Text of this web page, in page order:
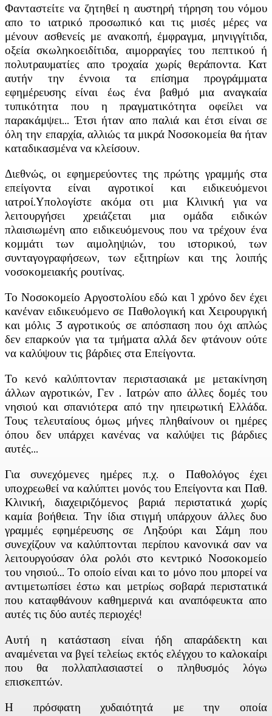
Φανταστείτε να ζητηθεί η αυστηρή τήρηση του νόμου
απο το ιατρικό προσωπικό και τις μισές μέρες να
μένουν ασθενείς με ανακοπή, έμφραγμα, μηνιγγίτιδα,
οξεία σκωληκοειδίτιδα, αιμορραγίες του πεπτικού ή
πολυτραυματίες απο τροχαία χωρίς θεράποντα. Κατ
αυτήν την έννοια τα επίσημα προγράμματα
εφημέρευσης είναι έως ένα βαθμό μια αναγκαία
τυπικότητα που η πραγματικότητα οφείλει να
παρακάμψει… Έτσι ήταν απο παλιά και έτσι είναι σε
όλη την επαρχία, αλλιώς τα μικρά Νοσοκομεία θα ήταν
καταδικασμένα να κλείσουν.
Διεθνώς, οι εφημερεύοντες της πρώτης γραμμής στα
επείγοντα είναι αγροτικοί και ειδικευόμενοι
ιατροί.Υπολογίστε ακόμα οτι μια Κλινική για να
λειτουργήσει χρειάζεται μια ομάδα ειδικών
πλαισιωμένη απο ειδικευόμενους που να τρέχουν ένα
κομμάτι των αιμοληψιών, του ιστορικού, των
συνταγογραφήσεων, των εξιτηρίων και της λοιπής
νοσοκομειακής ρουτίνας.
Το Νοσοκομείο Αργοστολίου εδώ και 1 χρόνο δεν έχει
κανέναν ειδικευόμενο σε Παθολογική και Χειρουργική
και μόλις 3 αγροτικούς σε απόσπαση που όχι απλώς
δεν επαρκούν για τα τμήματα αλλά δεν φτάνουν ούτε
να καλύψουν τις βάρδιες στα Επείγοντα.
Το κενό καλύπτονταν περιστασιακά με μετακίνηση
άλλων αγροτικών, Γεν . Ιατρών απο άλλες δομές του
νησιού και σπανιότερα από την ηπειρωτική Ελλάδα.
Τους τελευταίους όμως μήνες πληθαίνουν οι ημέρες
όπου δεν υπάρχει κανένας να καλύψει τις βάρδιες
αυτές…
Για συνεχόμενες ημέρες π.χ. ο Παθολόγος έχει
υποχρεωθεί να καλύπτει μονός του Επείγοντα και Παθ.
Κλινική, διαχειριζόμενος βαριά περιστατικά χωρίς
καμία βοήθεια. Την ίδια στιγμή υπάρχουν άλλες δυο
γραμμές εφημέρευσης σε Ληξούρι και Σάμη που
συνεχίζουν να καλύπτονται περίπου κανονικά σαν να
λειτουργούσαν όλα ρολόι στο κεντρικό Νοσοκομείο
του νησιού… Το οποίο είναι και το μόνο που μπορεί να
αντιμετωπίσει έστω και μετρίως σοβαρά περιστατικά
που καταφθάνουν καθημερινά και αναπόφευκτα απο
αυτές τις δύο αυτές περιοχές!
Αυτή η κατάσταση είναι ήδη απαράδεκτη και
αναμένεται να βγεί τελείως εκτός ελέγχου το καλοκαίρι
που θα πολλαπλασιαστεί ο πληθυσμός λόγω
επισκεπτών.
Η πρόσφατη χυδαιότητά με την οποία